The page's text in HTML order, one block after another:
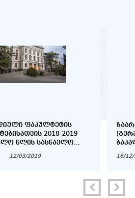
ᲤᲐᲙᲣᲚᲢᲔᲢᲘᲡ
2018-2019
ᲬᲚᲘᲡ ᲡᲐᲡᲬᲐᲕᲚᲝ
12/03/2019 16/